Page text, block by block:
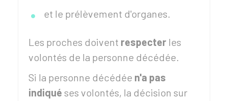
et le prélèvement d'organes.
Les proches doivent respecter les
volontés de la personne décédée.
Si la personne décédée n'a pas
indiqué ses volontés, la décision sur